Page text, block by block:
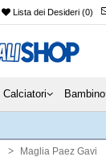
Lista dei Desideri (0)
Calciatori Bambino
Maglia Paez Gavi